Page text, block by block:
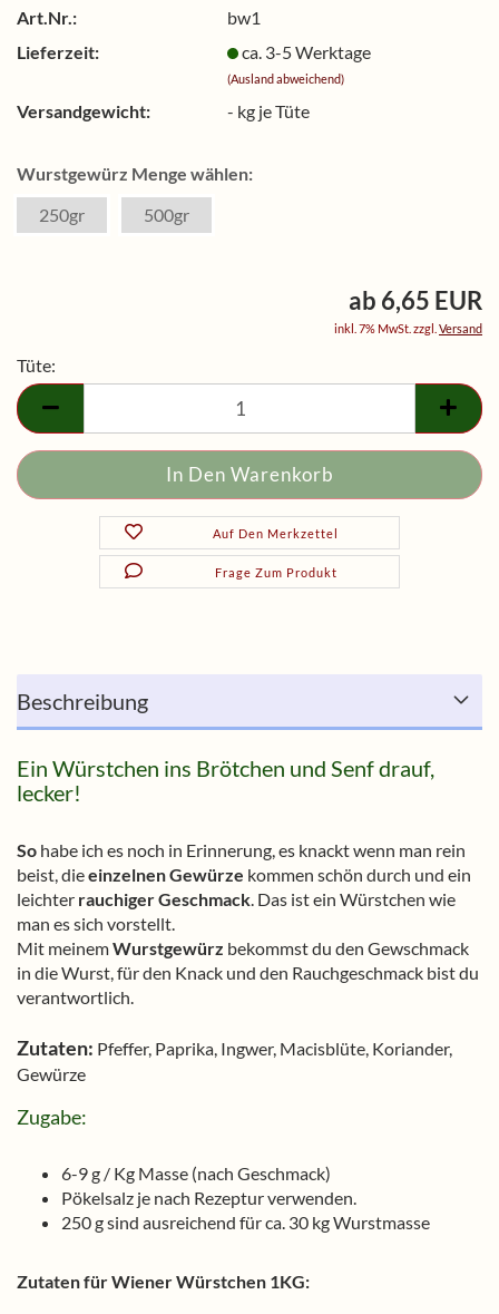
Art.Nr.:
bw1
Lieferzeit:
ca. 3-5 Werktage
(Ausland abweichend)
Versandgewicht: - kg je Tüte
Wurstgewürz Menge wählen:
250gr
500gr
ab 6,65 EUR
inkl. 7% MwSt. zzgl. Versand
Tüte:
Tüte
Auf Den Merkzettel
Frage Zum Produkt
Beschreibung
Ein Würstchen ins Brötchen und Senf drauf,
lecker!
So habe ich es noch in Erinnerung, es knackt wenn man rein
beist, dieeinzelnen Gewürze kommen schön durch und ein
leichter rauchiger Geschmack. Das ist ein Würstchen wie
man es sich vorstellt.
Mit meinemWurstgewürz bekommst du den Gewschmack
in die Wurst, für den Knack und den Rauchgeschmack bist du
verantwortlich.
Zutaten: Pfeffer, Paprika, Ingwer, Macisblüte, Koriander,
Gewürze
Zugabe:
6-9 g / Kg Masse (nach Geschmack)
Pökelsalz je nach Rezeptur verwenden.
250 g sind ausreichend für ca. 30 kg Wurstmasse
Zutaten für Wiener Würstchen 1KG: